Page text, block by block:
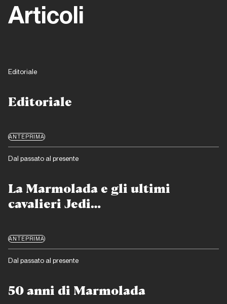
Articoli
Editoriale
Editoriale
ANTEPRIMA
La Marmolada e gli ultimi
cavalieri Jedi…
Dal passato al presente
ANTEPRIMA
50 anni di Marmolada
Dal passato al presente